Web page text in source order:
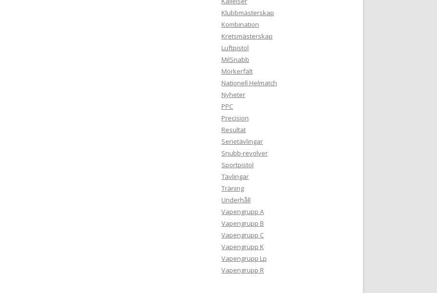
Klubbmästerskap
Kombination
Kretsmästerskap
Luftpistol
MilSnabb
Mörkerfält
Nationell Helmatch
Nyheter
PPC
Precision
Resultat
Serietävlingar
Snubb-revolver
Sportpistol
Tävlingar
Träning
Underhåll
Vapengrupp A
Vapengrupp B
Vapengrupp C
Vapengrupp K
Vapengrupp Lp
Vapengrupp R